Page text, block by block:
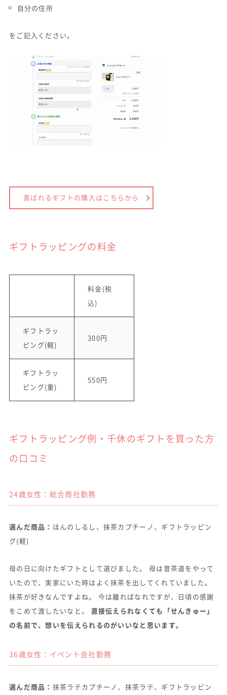
自分の住所
をご記入ください。
喜ばれるギフトの購入はこちらから
ギフトラッピングの料金
料金(税
込)
ギフトラッ
ピング(軽)
300円
ギフトラッ
ピング(重)
550円
ギフトラッピング例・千休のギフトを買った方
の口コミ
24歳女性：総合商社勤務
選んだ商品： ほんのしるし、抹茶カプチーノ、ギフトラッピン
グ(軽)
母の日に向けたギフトとして選びました。 母は昔茶道をやって
いたので、実家にいた時はよく抹茶を出してくれていました。
抹茶が好きなんですよね。 今は離ればなれですが、日頃の感謝
をこめて渡したいなと。
直接伝えられなくても「せんきゅー」
の名前で、想いを伝えられるのがいいなと思います。
36歳女性：イベント会社勤務
選んだ商品： 抹茶ラテカプチーノ、抹茶ラテ、ギフトラッピン